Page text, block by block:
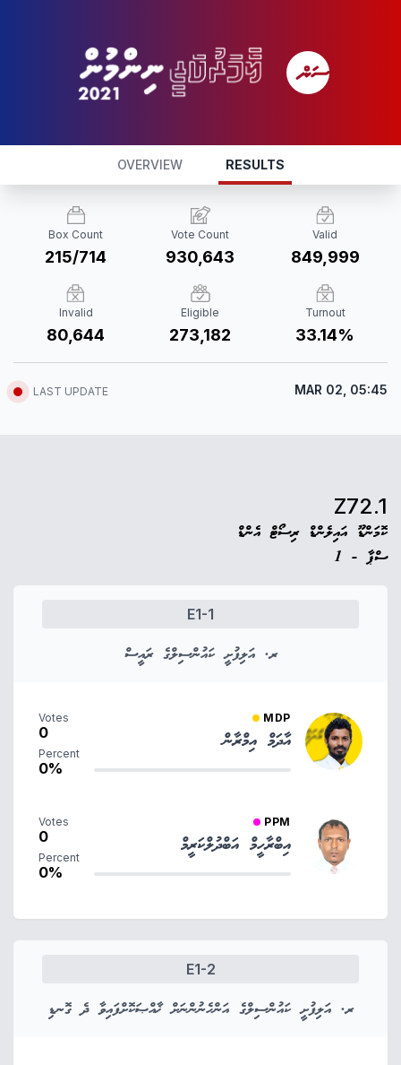
RESULTS
OVERVIEW
Box Count
215/714
Vote Count
930,643
Valid
849,999
Invalid
80,644
Eligible
273,182
Turnout
33.14%
LAST UPDATE MAR 02, 05:45
Z72.1
ކޮމަންޑޫ އައިލެންޑް ރިސޯޓް އެންޑް
ސްޕާ - 1
E1-1
ރ. އަލިފުށީ ކައުންސިލްގެ ރައީސް
MDP
އާދަމް އިމްރާން
Votes
0
Percent
0%
PPM
އިބްރާހީމް އަބްދުލްކަރީމް
Votes
0
Percent
0%
E1-2
ރ. އަލިފުށީ ކައުންސިލްގެ އަންހެނުންނަށް ޚާއްޞަކޮށްފައިވާ ދެ ގޮނޑި